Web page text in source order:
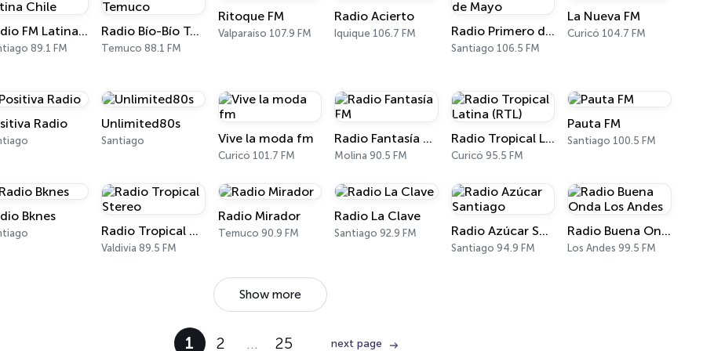
Radio FM Latina Chile
89.1 FM
Radio Bío-Bío Temuco
Temuco 88.1 FM
Ritoque FM
Valparaíso 107.9 FM
Radio Acierto
Iquique 106.7 FM Radio Primero de Mayo
Santiago 106.5 FM
La Nueva FM
Curicó 104.7 FM
Radio Unlimited80s
Santiago Vive la moda fm
Curicó 101.7 FM
Radio Fantasía FM
Molina 90.5 FM
Radio Tropical Latina (RTL)
Curicó 95.5 FM
Pauta FM
Santiago 100.5 FM
Bknes
Radio Tropical Stereo
Valdivia 89.5 FM
Radio Mirador
Temuco 90.9 FM
Radio La Clave
Santiago 92.9 FM Radio Azúcar Santiago
Santiago 94.9 FM
Radio Buena Onda Los Andes
Los Andes 99.5 FM
Show more
1 2 … 25 next page